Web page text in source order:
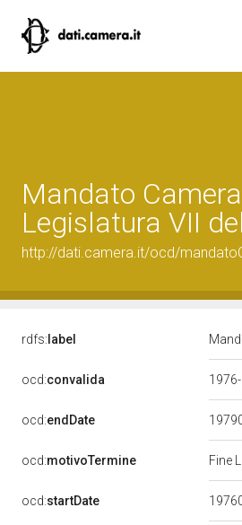
Mandato
Legislatura VII
http://dati.camera.it/ocd/
rdfs: label
ocd:convalida
ocd:endDate
ocd:motivoTermine Fine
ocd:startDate